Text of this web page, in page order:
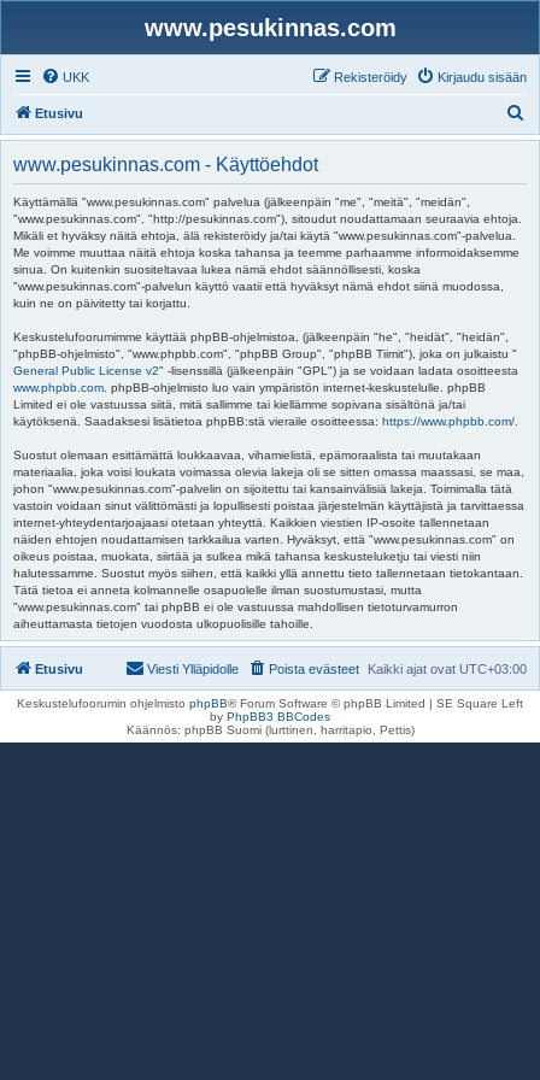
www.pesukinnas.com
UKK Kirjaudu sisään
Rekisteröidy
Etusivu
t
www.pesukinnas.com - Käyttöehdot
Käyttämällä "www.pesukinnas.com" palvelua (jälkeenpäin "me", "meitä", "meidän",
"www.pesukinnas.com", "http://pesukinnas.com"), sitoudut noudattamaan seuraavia ehtoja.
Mikäli et hyväksy näitä ehtoja, älä rekisteröidy ja/tai käytä "www.pesukinnas.com"-palvelua.
Me voimme muuttaa näitä ehtoja koska tahansa ja teemme parhaamme informoidaksemme
sinua. On kuitenkin suositeltavaa lukea nämä ehdot säännöllisesti, koska
"www.pesukinnas.com"-palvelun käyttö vaatii että hyväksyt nämä ehdot siinä muodossa,
kuin ne on päivitetty tai korjattu.
Keskustelufoorumimme käyttää phpBB-ohjelmistoa, (jälkeenpäin "he", "heidät", "heidän",
"phpBB-ohjelmisto", "www.phpbb.com", "phpBB Group", "phpBB Tiimit"), joka on julkaistu "
General Public License v2" -lisenssillä (jälkeenpäin "GPL") ja se voidaan ladata osoitteesta
www.phpbb.com . phpBB-ohjelmisto luo vain ympäristön internet-keskustelulle. phpBB
Limited ei ole vastuussa siitä, mitä sallimme tai kiellämme sopivana sisältönä ja/tai
käytöksenä. Saadaksesi lisätietoa phpBB:stä vieraile osoitteessa: https://www.phpbb.com/
Suostut olemaan esittämättä loukkaavaa, vihamielistä, epämoraalista tai muutakaan
materiaalia, joka voisi loukata voimassa olevia lakeja oli se sitten omassa maassasi, se maa,
johon "www.pesukinnas.com"-palvelin on sijoitettu tai kansainvälisiä lakeja. Toimimalla tätä
vastoin voidaan sinut välittömästi ja lopullisesti poistaa järjestelmän käyttäjistä ja tarvittaessa
internet-yhteydentarjoajaasi otetaan yhteyttä. Kaikkien viestien IP-osoite tallennetaan
näiden ehtojen noudattamisen tarkkailua varten. Hyväksyt, että "www.pesukinnas.com" on
oikeus poistaa, muokata, siirtää ja sulkea mikä tahansa keskusteluketju tai viesti niin
halutessamme. Suostut myös siihen, että kaikki yllä annettu tieto tallennetaan tietokantaan.
Tätä tietoa ei anneta kolmannelle osapuolelle ilman suostumustasi, mutta
"www.pesukinnas.com" tai phpBB ei ole vastuussa mahdollisen tietoturvamurron
aiheuttamasta tietojen vuodosta ulkopuolisille tahoille.
Etusivu Kaikki ajat ovat UTC+03:00
Poista evästeet
Viesti Ylläpidolle
Keskustelufoorumin ohjelmisto phpBB® Forum Software © phpBB Limited | SE Square Left
by PhpBB3 BBCodes
Käännös: phpBB Suomi (lurttinen, harritapio, Pettis)